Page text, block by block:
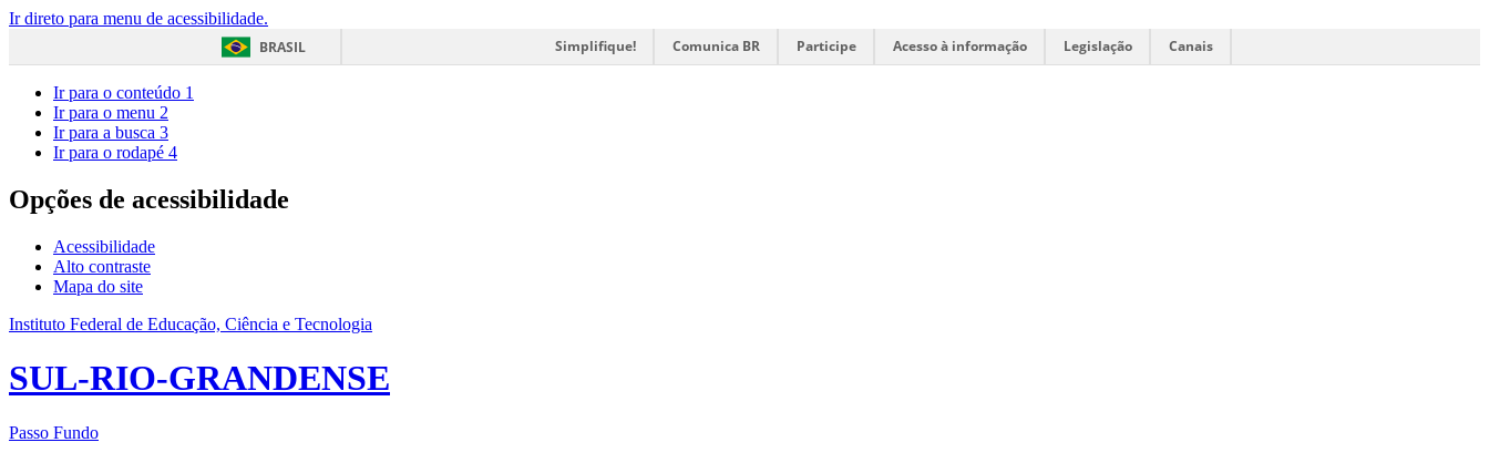
Ir direto para menu de acessibilidade.
BRASIL
Simplifique! Comunica BR Participe Acesso à informação Legislação Canais
Ir para o conteúdo 1
Ir para o menu 2
Ir para a busca 3
Ir para o rodapé 4
Opções de acessibilidade
Acessibilidade
Alto contraste
Mapa do site
Instituto Federal de Educação, Ciência e Tecnologia
SUL-RIO-GRANDENSE
Passo Fundo